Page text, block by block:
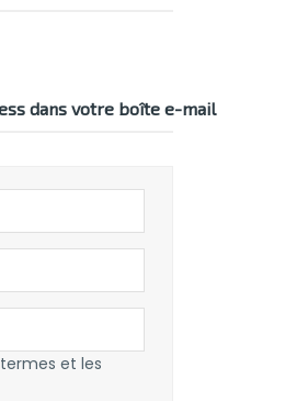
dans votre boîte e-mail
et les